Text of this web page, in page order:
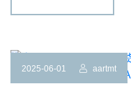
2025-06-01 aartmt